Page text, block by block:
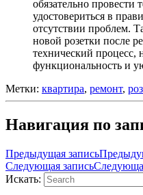
обязательно провести
удостовериться в
отсутствии проблем.
новой розетки после
технический процесс,
функциональность и
Метки: квартира, ремонт,
Навигация по
Предыдущая запись
Следующая запись
Искать: